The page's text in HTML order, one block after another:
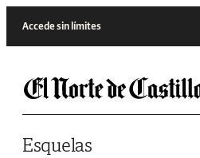
Accede sin límites
Esquelas